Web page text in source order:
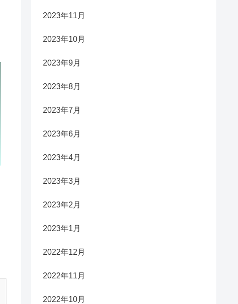
2023年11月
2023年10月
2023年9月
2023年8月
2023年7月
2023年6月
2023年4月
2023年3月
2023年2月
2023年1月
2022年12月
2022年11月
2022年10月